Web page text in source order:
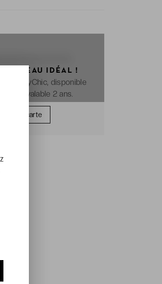
CADEAU IDÉAL !
VeryChic, disponible
et valable 2 ans.
une carte